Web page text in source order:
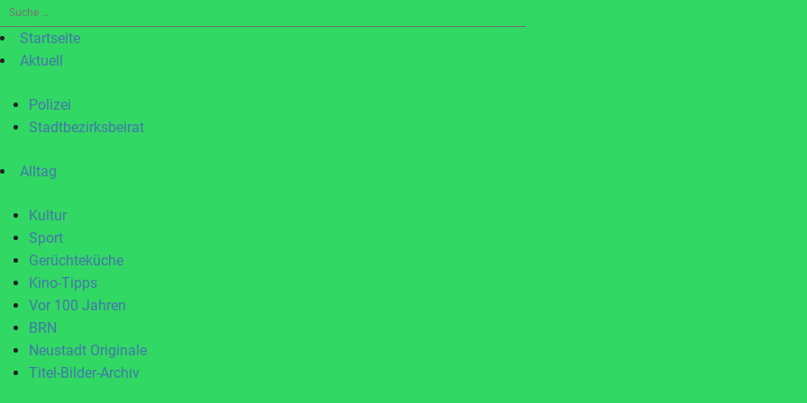
Suche
nach:Startseite
Aktuell
Polizei
Stadtbezirksbeirat
Alltag
Kultur
Sport
Gerüchteküche
Kino-Tipps
Vor 100 Jahren
BRN
Neustadt Originale
Titel-Bilder-Archiv